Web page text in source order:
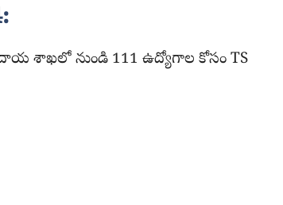
శాఖలో నుండి 111 ఉద్యోగాల కోసం TS